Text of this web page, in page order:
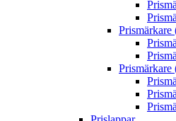
Prismärkare
Prismärkare